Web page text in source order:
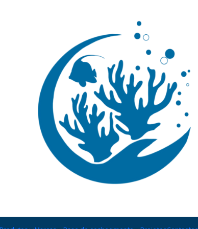
TAMANHO
Adicionar à lista
Mostrar stock